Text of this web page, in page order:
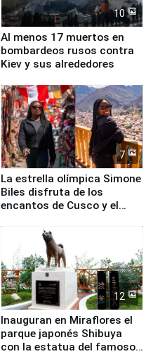
10
Al menos 17 muertos en
bombardeos rusos contra
Kiev y sus alrededores
7
La estrella olímpica Simone
Biles disfruta de los
encantos de Cusco y el
12
Inauguran en Miraflores el
parque japonés Shibuya
con la estatua del famoso